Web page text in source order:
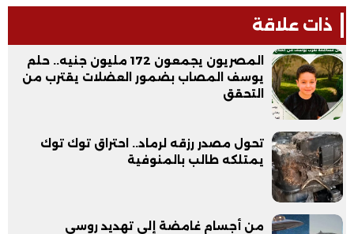
ذات علاقة
المصريون يجمعون 172 مليون جنيه.. حلم
يوسف المصاب بضمور العضلات يقترب من
التحقق
تحول مصدر رزقه لرماد.. احتراق توك توك
يمتلكه طالب بالمنوفية
من أجسام غامضة إلى تهديد روسي